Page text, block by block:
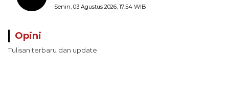
Pungli terhadap Nelayan Bale-Bale di
Senin, 03 Agustus 2026, 17:54 WIB
Opini
Tulisan terbaru dan update